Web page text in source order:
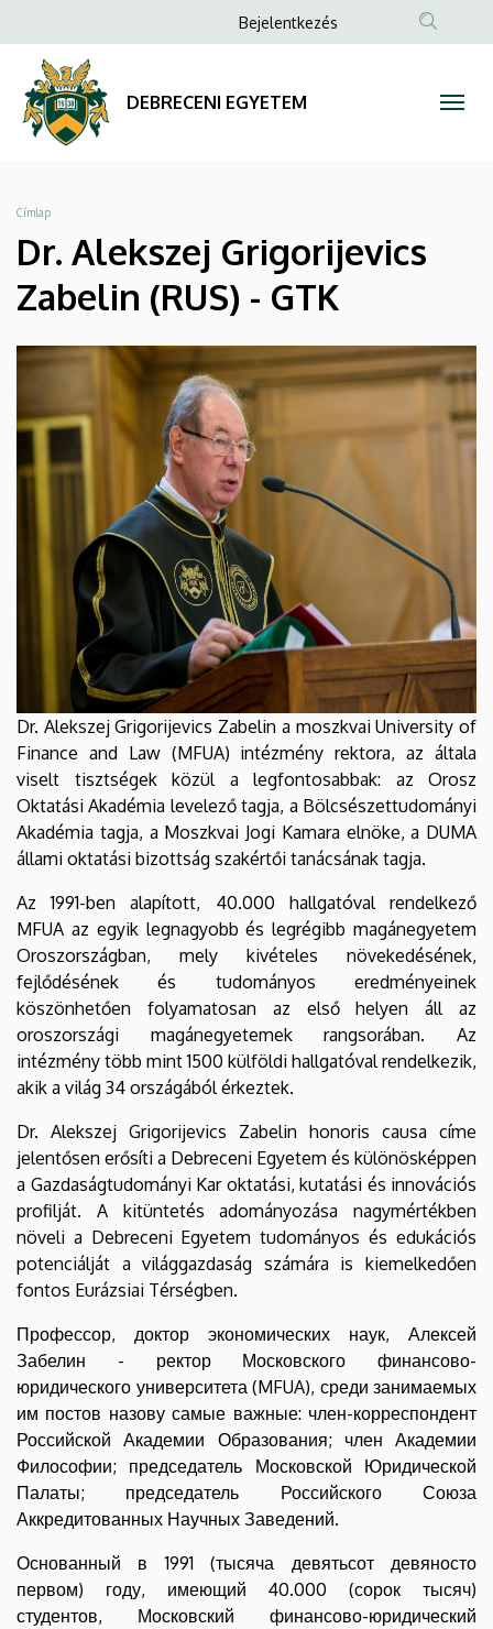
Alekszej
Grigorijevics
Zabelin
(RUS)
GTK
DEBRECENI
EGYETEM
a
tartalomra
Anonim
menüje
Bejelentkezés
DEBRECENI EGYETEM
Morzsa
Címlap
Dr. Alekszej Grigorijevics
Zabelin (RUS) - GTK
Dr. Alekszej Grigorijevics Zabelin a moszkvai University of
Finance and Law (MFUA) intézmény rektora, az általa
viselt tisztségek közül a legfontosabbak: az Orosz
Oktatási Akadémia levelező tagja, a Bölcsészettudományi
Akadémia tagja, a Moszkvai Jogi Kamara elnöke, a DUMA
állami oktatási bizottság szakértői tanácsának tagja.
Az 1991-ben alapított, 40.000 hallgatóval rendelkező
MFUA az egyik legnagyobb és legrégibb magánegyetem
Oroszországban, mely kivételes növekedésének,
fejlődésének és tudományos eredményeinek
köszönhetően folyamatosan az első helyen áll az
oroszországi magánegyetemek rangsorában. Az
intézmény több mint 1500 külföldi hallgatóval rendelkezik,
akik a világ 34 országából érkeztek.
Dr. Alekszej Grigorijevics Zabelin honoris causa címe
jelentősen erősíti a Debreceni Egyetem és különösképpen
a Gazdaságtudományi Kar oktatási, kutatási és innovációs
profilját. A kitüntetés adományozása nagymértékben
növeli a Debreceni Egyetem tudományos és edukációs
potenciálját a világgazdaság számára is kiemelkedően
fontos Eurázsiai Térségben.
Профессор, доктор экономических наук, Алексей
Забелин - ректор Московского финансово-
юридического университета (MFUA), среди занимаемых
им постов назову самые важные: член-корреспондент
Российской Академии Образования; член Академии
Философии; председатель Московской Юридической
Палаты; председатель Российского Союза
Аккредитованных Научных Заведений.
Основанный в 1991 (тысяча девятьсот девяносто
первом) году, имеющий 40.000 (сорок тысяч)
студентов, Московский финансово-юридический